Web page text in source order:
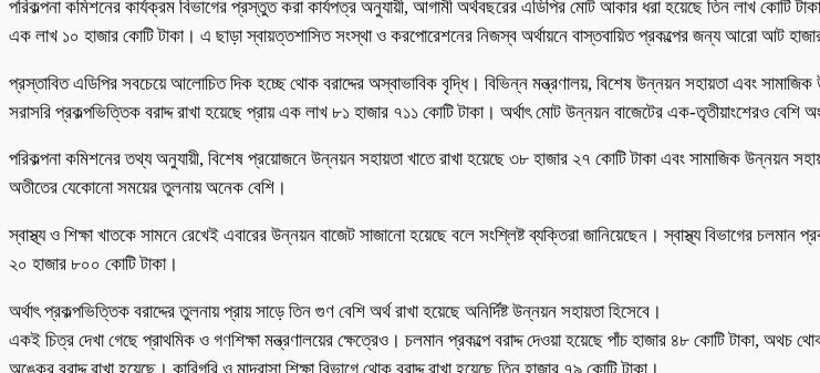
পরিকল্পনা কমিশনের কার্যক্রম বিভাগের প্রস্তুত করা কার্যপত্র অনুযায়ী, আগামী অর্থবছরের এডিপির মোট আকার ধরা হয়েছে তিন লাখ
এক লাখ ১০ হাজার কোটি টাকা। এ ছাড়া স্বায়ত্তশাসিত সংস্থা ও করপোরেশনের নিজস্ব অর্থায়নে বাস্তবায়িত প্রকল্পের জন্য আরো আট
প্রস্তাবিত এডিপির সবচেয়ে আলোচিত দিক হচ্ছে থোক বরাদ্দের অস্বাভাবিক বৃদ্ধি। বিভিন্ন মন্ত্রণালয়, বিশেষ উন্নয়ন সহায়তা এবং
সরাসরি প্রকল্পভিত্তিক বরাদ্দ রাখা হয়েছে প্রায় এক লাখ ৮১ হাজার ৭১১ কোটি টাকা। অর্থাৎ মোট উন্নয়ন বাজেটের এক-তৃতীয়াংশেরও বেশি
পরিকল্পনা কমিশনের তথ্য অনুযায়ী, বিশেষ প্রয়োজনে উন্নয়ন সহায়তা খাতে রাখা হয়েছে ৩৮ হাজার ২৭ কোটি টাকা এবং সামাজিক উন্নয়ন
অতীতের যেকোনো সময়ের তুলনায় অনেক বেশি।
স্বাস্থ্য ও শিক্ষা খাতকে সামনে রেখেই এবারের উন্নয়ন বাজেট সাজানো হয়েছে বলে সংশ্লিষ্ট ব্যক্তিরা জানিয়েছেন। স্বাস্থ্য বিভাগের
২০ হাজার ৮০০ কোটি টাকা।
অর্থাৎ প্রকল্পভিত্তিক বরাদ্দের তুলনায় প্রায় সাড়ে তিন গুণ বেশি অর্থ রাখা হয়েছে অনির্দিষ্ট উন্নয়ন সহায়তা হিসেবে।
একই চিত্র দেখা গেছে প্রাথমিক ও গণশিক্ষা মন্ত্রণালয়ের ক্ষেত্রেও। চলমান প্রকল্পে বরাদ্দ দেওয়া হয়েছে পাঁচ হাজার ৪৮ কোটি টাকা, অথচ